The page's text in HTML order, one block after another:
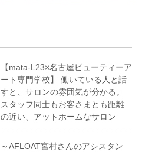
【mata-L23×名古屋ビューティーア
ート専門学校】 働いている人と話
すと、サロンの雰囲気が分かる。
スタッフ同士もお客さまとも距離
の近い、アットホームなサロン
～AFLOAT宮村さんのアシスタン